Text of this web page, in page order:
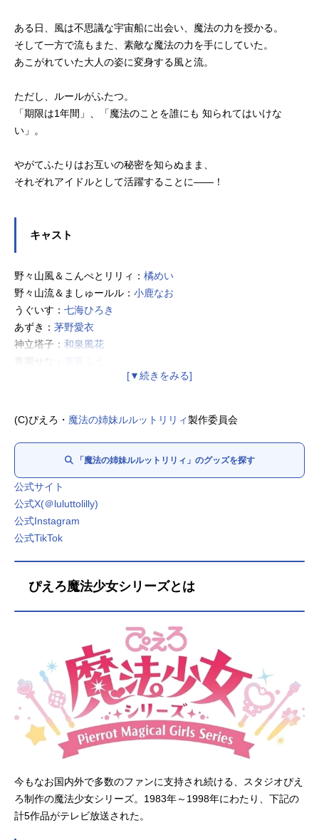
ある日、風は不思議な宇宙船に出会い、魔法の力を授かる。
そして一方で流もまた、素敵な魔法の力を手にしていた。
あこがれていた大人の姿に変身する風と流。
ただし、ルールがふたつ。
「期限は1年間」、「魔法のことを誰にも 知られてはいけな
い」。
やがてふたりはお互いの秘密を知らぬまま、
それぞれアイドルとして活躍することに――！
キャスト
野々山風＆こんぺとリリィ： 橘めい
野々山流＆ましゅールル： 小鹿なお
うぐいす： 七海ひろき
あずき： 茅野愛衣
神立塔子： 和泉風花
橘龍丸
野々山桂一：笠間淳
大原めぐみ
日の浦茉莉：遠藤綾
バーナードけんと：
綿屋凛：
オリンズ：
(C)ぴえろ・ 魔法の姉妹ルルットリリィ製作委員会
「魔法の姉妹ルルットリリィ」のグッズを探す
公式サイト
公式X(＠luluttolilly)
公式Instagram
公式TikTok
ぴえろ魔法少女シリーズとは
今もなお国内外で多数のファンに支持され続ける、スタジオぴえ
ろ制作の魔法少女シリーズ。1983年～1998年にわたり、下記の
計5作品がテレビ放送された。